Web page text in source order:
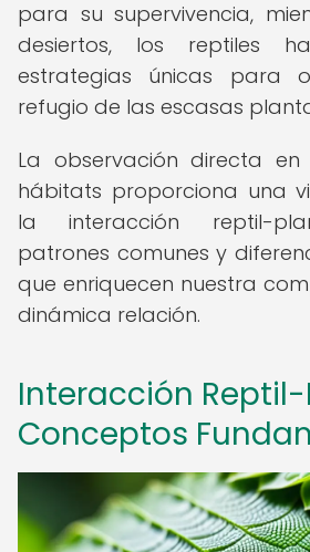
para su supervivencia,
desiertos, los reptiles
estrategias únicas para
refugio de las escasas
La observación directa en
hábitats proporciona una
la interacción reptil-
patrones comunes y
que enriquecen nuestra
dinámica relación.
Interacción
Conceptos